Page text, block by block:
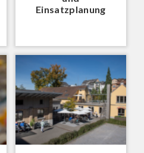
Einsatzplanung